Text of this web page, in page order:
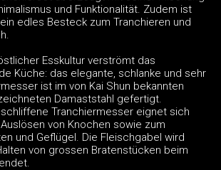
und Funktionalität. Zudem ist
edles Besteck zum Tranchieren und
Esskultur verströmt das
Küche: das elegante, schlanke und sehr
ist im von Kai Shun bekannten
Damaststahl gefertigt.
Tranchiermesser eignet sich
von Knochen sowie zum
und Geflügel. Die Fleischgabel wird
von grossen Bratenstücken beim